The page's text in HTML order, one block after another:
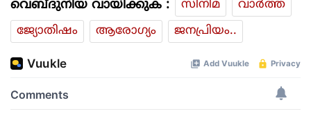
വെബ്ദുനിയ വായിക്കുക : സിനിമ
വാര്‍ത്ത
ജ്യോതിഷം
ആരോഗ്യം ജനപ്രിയം..